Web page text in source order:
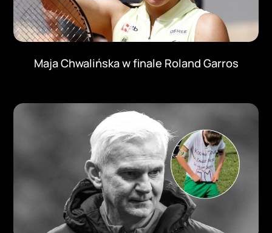
Maja Chwalińska w finale Roland Garros